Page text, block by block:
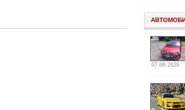
07.08.2026